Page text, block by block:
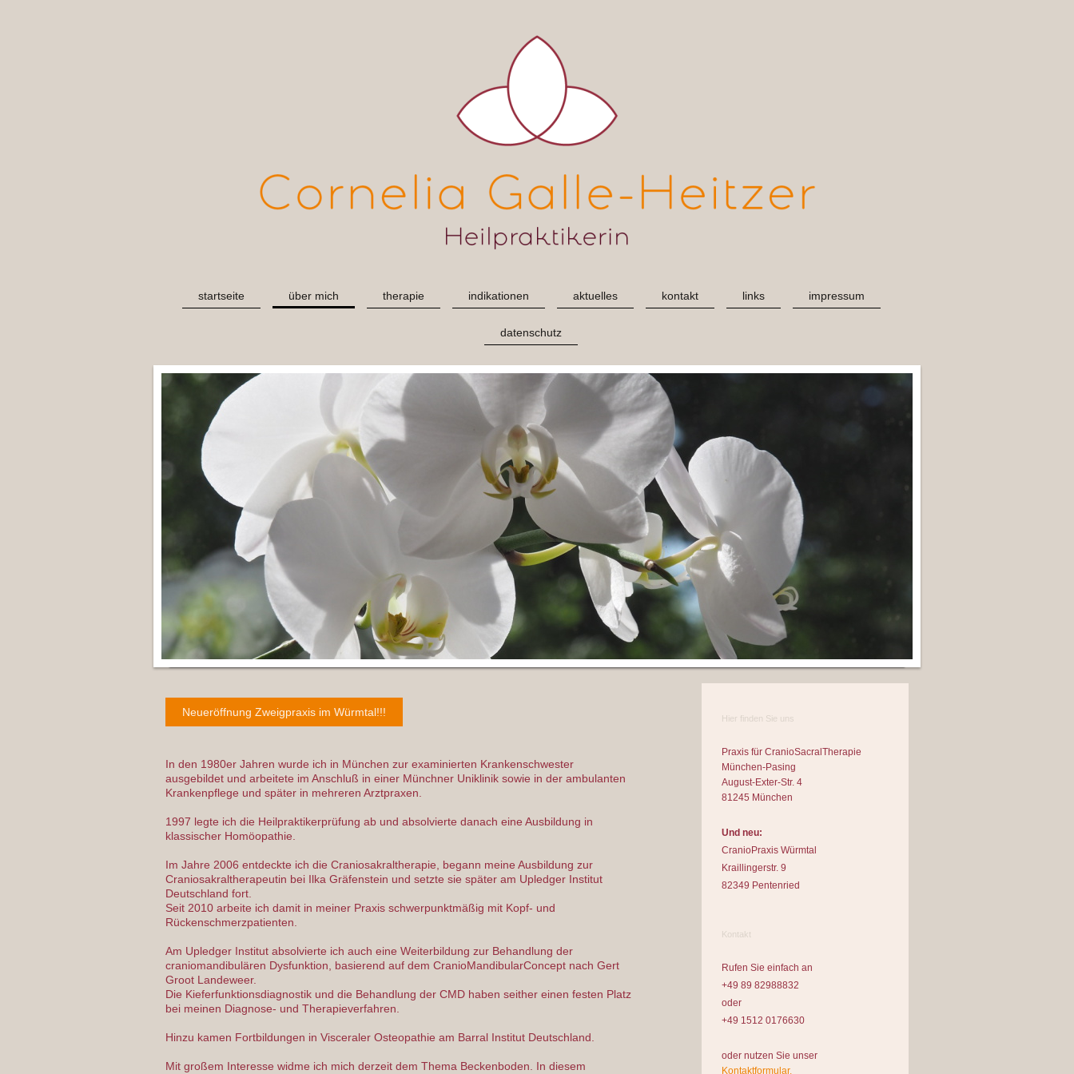
startseite über mich therapie indikationen aktuelles kontakt links impressum
datenschutz
Neueröffnung Zweigpraxis im Würmtal!!!
In den 1980er Jahren wurde ich in München zur examinierten Krankenschwester
ausgebildet und arbeitete im Anschluß in einer Münchner Uniklinik sowie in der ambulanten
Krankenpflege und später in mehreren Arztpraxen.
1997 legte ich die Heilpraktikerprüfung ab und absolvierte danach eine Ausbildung in
klassischer Homöopathie.
Im Jahre 2006 entdeckte ich die Craniosakraltherapie, begann meine Ausbildung zur
Craniosakraltherapeutin bei Ilka Gräfenstein und setzte sie später am Upledger Institut
Deutschland fort.
Seit 2010 arbeite ich damit in meiner Praxis schwerpunktmäßig mit Kopf- und
Rückenschmerzpatienten.
Am Upledger Institut absolvierte ich auch eine Weiterbildung zur Behandlung der
craniomandibulären Dysfunktion, basierend auf dem CranioMandibularConcept nach Gert
Groot Landeweer.
Die Kieferfunktionsdiagnostik und die Behandlung der CMD haben seither einen festen Platz
bei meinen Diagnose- und Therapieverfahren.
Hinzu kamen Fortbildungen in Visceraler Osteopathie am Barral Institut Deutschland.
Mit großem Interesse widme ich mich derzeit dem Thema Beckenboden. In diesem
Hier finden Sie uns
Praxis für CranioSacralTherapie
München-Pasing
August-Exter-Str. 4
81245 München
Und neu:
CranioPraxis Würmtal
Kraillingerstr. 9
82349 Pentenried
Kontakt
Rufen Sie einfach an
+49 89 82988832
oder
+49 1512 0176630
oder nutzen Sie unser
Kontaktformular.